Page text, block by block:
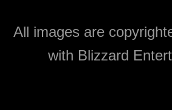
All images are
with Blizzard